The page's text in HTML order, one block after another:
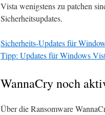
Vista wenigstens zu patchen
Sicherheitsupdates.
Sicherheits-Updates für
Tipp: Updates für Windows
WannaCry noch
Über die Ransomware